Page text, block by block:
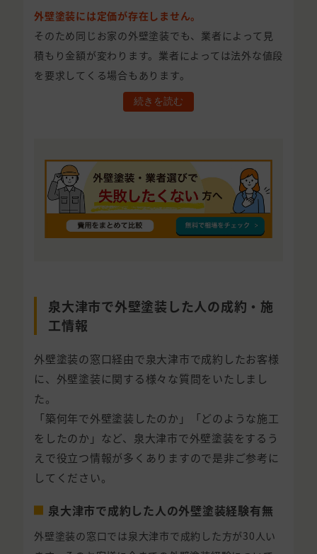
外壁塗装には定価が存在しません。
そのため同じお家の外壁塗装でも、業者によって見
積もり金額が変わります。業者によっては法外な値段
を要求してくる場合もあります。
続きを読む
泉大津市で外壁塗装した人の成約・施
工情報
外壁塗装の窓口経由で泉大津市で成約したお客様
に、外壁塗装に関する様々な質問をいたしまし
た。
「築何年で外壁塗装したのか」「どのような施工
をしたのか」など、泉大津市で外壁塗装をするう
えで役立つ情報が多くありますので是非ご参考に
してください。
泉大津市で成約した人の外壁塗装経験有無
外壁塗装の窓口では泉大津市で成約した方が30人い